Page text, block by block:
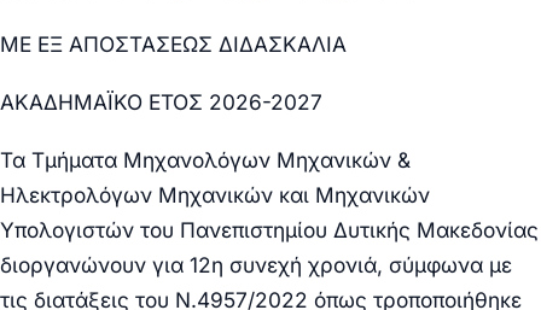
ΜΕ ΕΞ ΑΠΟΣΤΑΣΕΩΣ ΔΙΔΑΣΚΑΛΙΑ
ΑΚΑΔΗΜΑΪΚΟ ΕΤΟΣ 2026-2027
Τα Τμήματα Μηχανολόγων Μηχανικών &
Ηλεκτρολόγων Μηχανικών και Μηχανικών
Υπολογιστών του Πανεπιστημίου Δυτικής Μακεδονίας
διοργανώνουν για 12η συνεχή χρονιά, σύμφωνα με
τις διατάξεις του Ν.4957/2022 όπως τροποποιήθηκε